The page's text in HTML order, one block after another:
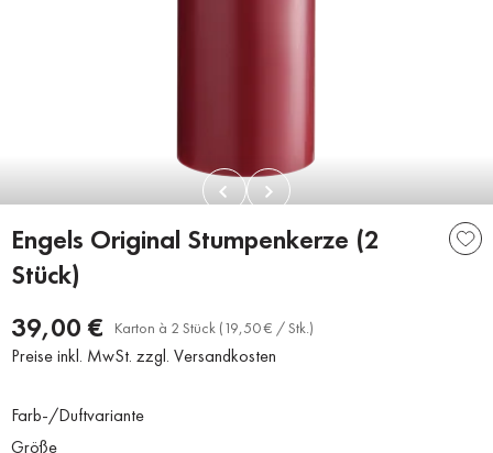
Engels Original Stumpenkerze (2
Stück)
39,00 €
Karton à 2 Stück (19,50 € / Stk.)
Preise inkl. MwSt. zzgl. Versandkosten
Farb-/Duftvariante
Größe